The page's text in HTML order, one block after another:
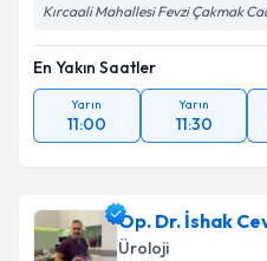
Kırcaali Mahallesi Fevzi Çakmak
En Yakın Saatler
Yarın
11:00
Yarın
11:30
Op. Dr. İshak
Üroloji